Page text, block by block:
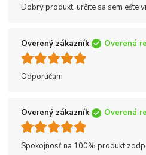
Dobrý produkt, určite sa sem ešte
Overený zákazník Overená
Odporúčam
Overený zákazník Overená
Spokojnosť na 100% produkt